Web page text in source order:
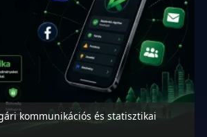
kommunikációs és statisztikai